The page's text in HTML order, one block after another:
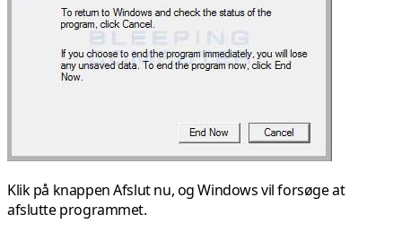
Klik på knappenAfslut nu, og Windows vil forsøge at
afslutte programmet.